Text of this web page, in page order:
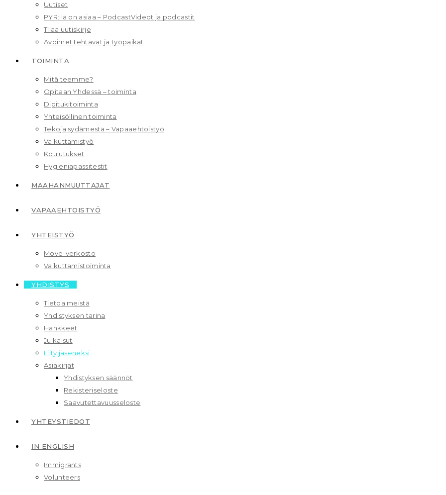
Uutiset
PYR:llä on asiaa – PodcastVideot ja podcastit
Tilaa uutiskirje
Avoimet tehtävät ja työpaikat
TOIMINTA
Mitä teemme?
Opitaan Yhdessä – toiminta
Digitukitoiminta
Yhteisöllinen toiminta
Tekoja sydämestä – Vapaaehtoistyö
Vaikuttamistyö
Koulutukset
Hygieniapassitestit
MAAHAN­MUUTTAJAT
VAPAAEHTOISTYÖ
YHTEISTYÖ
Move-verkosto
Vaikuttamis­toiminta
YHDISTYS
Tietoa meistä
Yhdistyksen tarina
Hankkeet
Julkaisut
Liity jäseneksi
Asiakirjat
Yhdistyksen säännöt
Rekisteriseloste
Saavutettavuusseloste
YHTEYSTIEDOT
IN ENGLISH
Immigrants
Volunteers